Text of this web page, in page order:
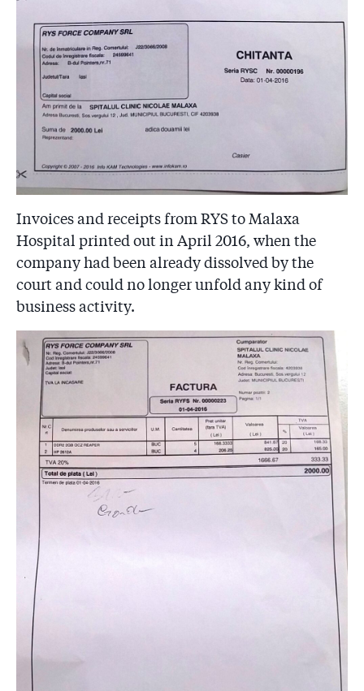
Invoices and receipts from RYS to Malaxa
Hospital printed out in April 2016, when the
company had been already dissolved by the
court and could no longer unfold any kind of
business activity.